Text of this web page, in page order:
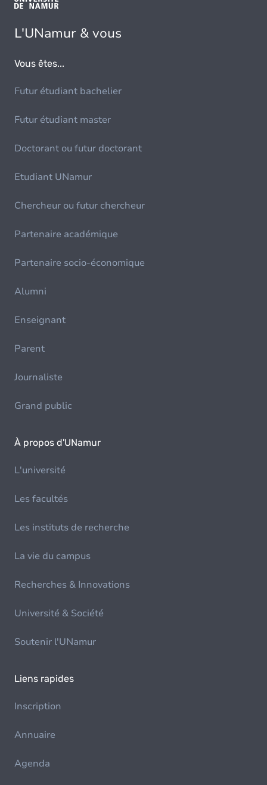
L'UNamur & vous
Vous êtes...
Futur étudiant bachelier
Futur étudiant master
Doctorant ou futur doctorant
Etudiant UNamur
Chercheur ou futur chercheur
Partenaire académique
Partenaire socio-économique
Alumni
Enseignant
Parent
Journaliste
Grand public
À propos d'UNamur
L'université
Les facultés
Les instituts de recherche
La vie du campus
Recherches & Innovations
Université & Société
Soutenir l'UNamur
Liens rapides
Inscription
Annuaire
Agenda